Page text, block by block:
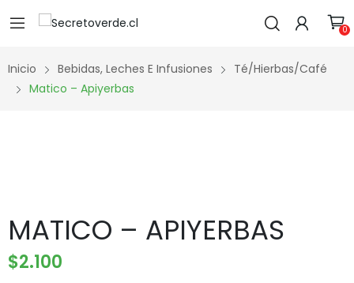
0
Inicio Bebidas, Leches E Infusiones
Té/Hierbas/Café
Matico – Apiyerbas
MATICO – APIYERBAS
$2.100